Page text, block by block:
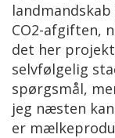
CO2-afgiften,
det her
selvfølgelig
spørgsmål,
jeg næsten
er